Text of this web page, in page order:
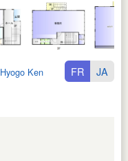
Hyogo Ken FR JA